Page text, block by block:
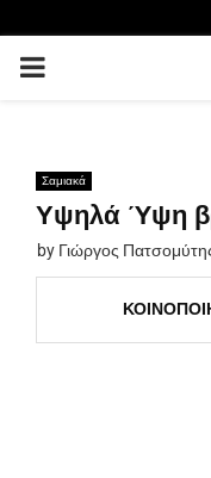
PRIMARY
Σαμιακά
Υψηλά Ύψη
by Γιώργος